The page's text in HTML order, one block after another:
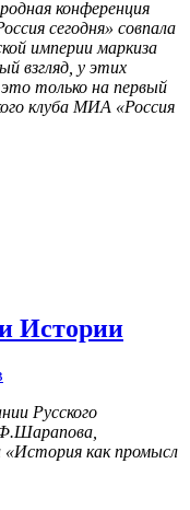
конференция
сегодня» совпала
империи маркиза
взгляд, у этих
только на первый
клуба МИА «Россия
Истории
Русского
«История как промысл